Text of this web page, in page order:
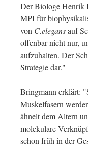
Der Biologe Henrik
MPI für
von C.elegansauf
offenbar nicht nur,
aufzuhalten. Der
Strategie dar."
Bringmann erklärt:
Muskelfasern
ähnelt dem Altern
molekulare
schon früh in der